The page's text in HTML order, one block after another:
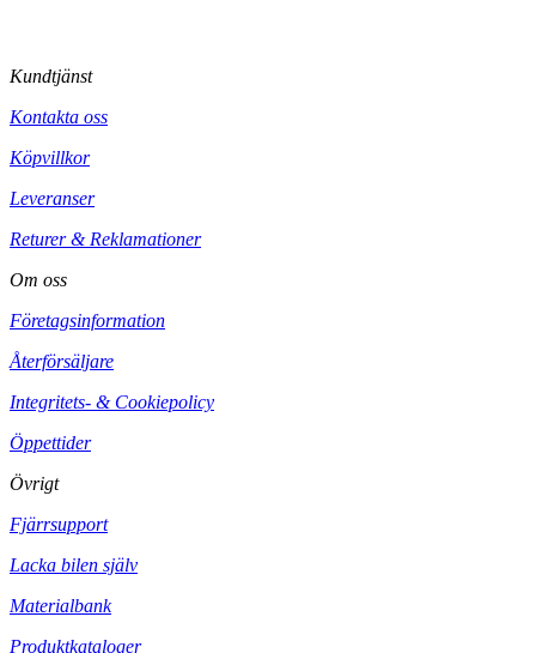
Kundtjänst
Kontakta oss
Köpvillkor
Leveranser
Returer & Reklamationer
Om oss
Företagsinformation
Återförsäljare
Integritets- & Cookiepolicy
Öppettider
Övrigt
Fjärrsupport
Lacka bilen själv
Materialbank
Produktkataloger